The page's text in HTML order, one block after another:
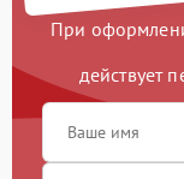
При
действует